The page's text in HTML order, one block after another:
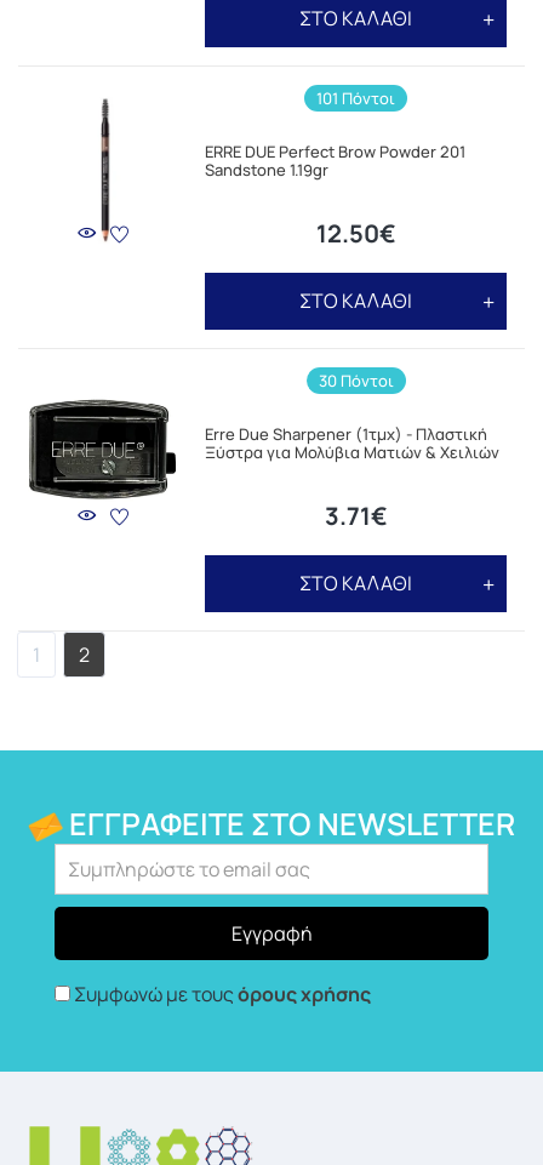
ΣΤΟ ΚΑΛΑΘΙ
101 Πόντοι
ERRE DUE Perfect Brow Powder 201
Sandstone 1.19gr
12.50€
ΣΤΟ ΚΑΛΑΘΙ
30 Πόντοι
Erre Due Sharpener (1τμχ) - Πλαστική
Ξύστρα για Μολύβια Ματιών & Χειλιών
3.71€
ΣΤΟ ΚΑΛΑΘΙ
1 2
ΕΓΓΡΑΦΕΊΤΕ ΣΤΟ NEWSLETTER
Συμφωνώ με τουςόρους χρήσης